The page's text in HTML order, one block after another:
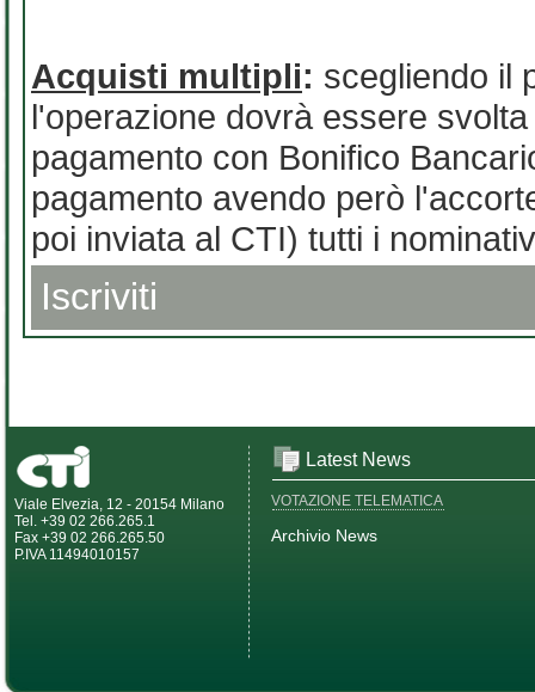
Acquisti multipli: scegliendo il
l'operazione dovrà essere
pagamento con Bonifico
pagamento avendo però
poi inviata al CTI) tutti i
Iscriviti
Viale Elvezia, 12 - 20154 Milano
Tel. +39 02 266.265.1
Fax +39 02 266.265.50
P.IVA 11494010157
Latest News
VOTAZIONE TELEMATICA
Archivio News